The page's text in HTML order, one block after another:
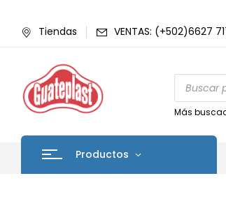
Tiendas VENTAS: (+502)6627
Más
Productos